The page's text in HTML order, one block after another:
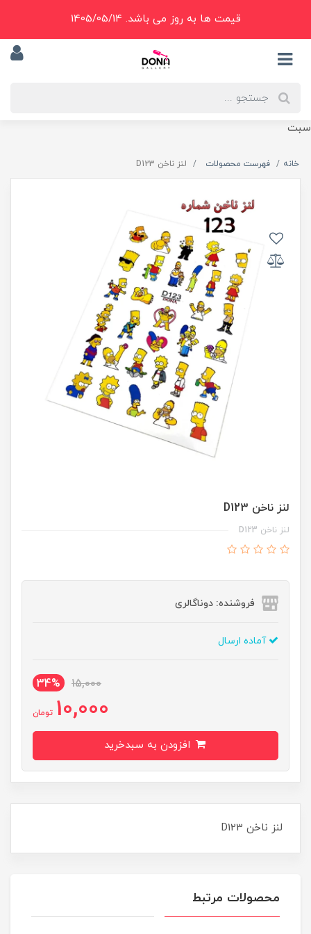
سبت
قیمت ها به روز می باشد. 1405/05/14
خانه فهرست محصولات لنز ناخن D123
لنز ناخن D123
لنز ناخن D123
فروشنده: دوناگالری
آماده ارسال
15,000
34%
10,000 تومان
لنز ناخن D123
محصولات مرتبط